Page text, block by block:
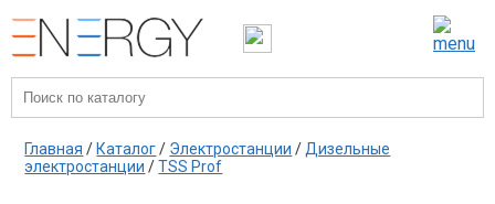
Главная / Каталог/ Электростанции / Дизельные
электростанции /TSS Prof